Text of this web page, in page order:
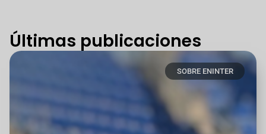
Últimas publicaciones
SOBRE ENINTER